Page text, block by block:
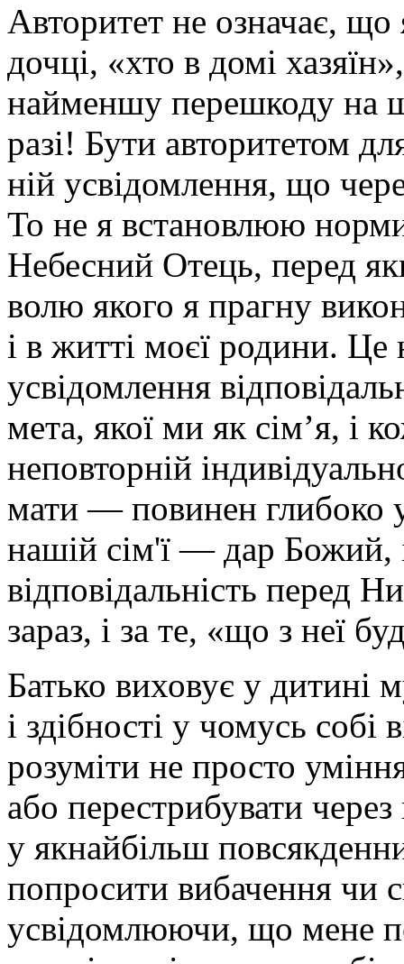
Авторитет не означає,
дочці, «хто в домі
найменшу перешкоду на
разі! Бути авторитетом
ній усвідомлення, що
То не я встановлюю
Небесний Отець, перед
волю якого я прагну
і в житті моєї родини. Це
усвідомлення
мета, якої ми як сім’я, і
неповторній
мати — повинен глибоко
нашій сім'ї — дар Божий,
відповідальність перед
зараз, і за те, «що з неї
Батько виховує у дитині
і здібності у чомусь
розуміти не просто
або перестрибувати
у якнайбільш
попросити вибачення чи
усвідомлюючи, що мене